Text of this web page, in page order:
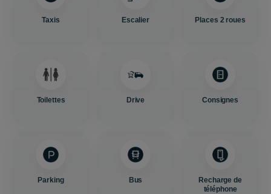
Taxis Escalier Places 2 roues
Toilettes Drive Consignes
Parking Bus
Recharge de
téléphone